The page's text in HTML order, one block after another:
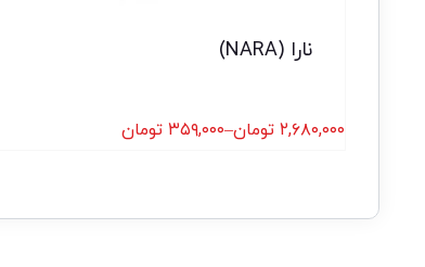
نارا (NARA)
۲,۶۸۰,۰۰۰ تومان–۳۵۹,۰۰۰ تومان